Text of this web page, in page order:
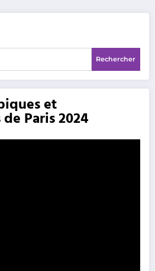
Rechercher
et
Paris 2024